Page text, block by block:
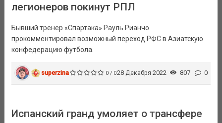
легионеров покинут РПЛ
Бывший тренер «Спартака» Рауль Рианчо
прокомментировал возможный переход РФС в Азиатскую
конфедерацию футбола.
superzina 0 / 028 Декабря 2022 807 0
Испанский гранд умоляет о трансфере